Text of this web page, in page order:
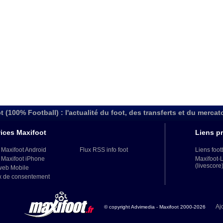
(100% Football) : l'actualité du foot, des transferts et du
Maxifoot
Android
iPhone
Mobile
de consentement
Flux RSS info foot
Liens
Liens
Maxifoot-
(livescore)
© copyright Advimedia - Maxifoot 2000-2026